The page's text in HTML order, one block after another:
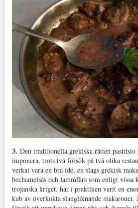
3. Den traditionella grekiska rätten pastitsio
imponera, trots två försök på två olika
verkat vara en bra idé, en slags grekisk
bechamelsås och lammfärs som enligt vissa
trojanska kriget, har i praktiken varit en
kub av överkokta slangliknande makaroner.